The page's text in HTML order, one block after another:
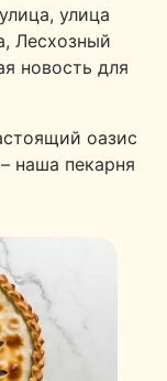
улица
Лесхозный
новость для
оазис
наша пекарня